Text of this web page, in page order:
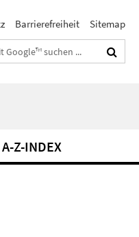
Barrierefreiheit Sitemap
A-Z-INDEX